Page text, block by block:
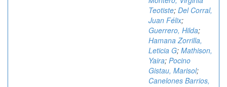
Teotiste; Del Corral,
Juan Félix;
Guerrero, Hilda;
Hamana Zorrilla,
Leticia G; Mathison,
Yaira; Pocino
Gistau, Marisol;
Canelones Barrios,